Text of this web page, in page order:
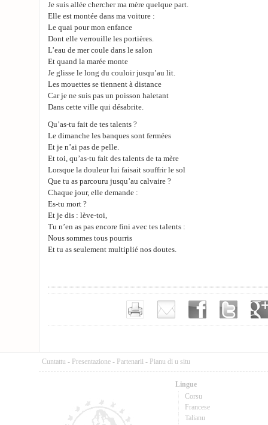
Je suis allée chercher ma mère quelque part.
Elle est montée dans ma voiture :
Le quai pour mon enfance
Dont elle verrouille les portières.
L’eau de mer coule dans le salon
Et quand la marée monte
Je glisse le long du couloir jusqu’au lit.
Les mouettes se tiennent à distance
Car je ne suis pas un poisson haletant
Dans cette ville qui désabrite.
Qu’as-tu fait de tes talents ?
Le dimanche les banques sont fermées
Et je n’ai pas de pelle.
Et toi, qu’as-tu fait des talents de ta mère
Lorsque la douleur lui faisait souffrir le sol
Que tu as parcouru jusqu’au calvaire ?
Chaque jour, elle demande :
Es-tu mort ?
Et je dis : lève-toi,
Tu n’en as pas encore fini avec tes talents :
Nous sommes tous pourris
Et tu as seulement multiplié nos doutes.
Cuntattu - Presentazione - Partenarii - Pianu di u situ
Lingue
Corsu
Francese
Talianu